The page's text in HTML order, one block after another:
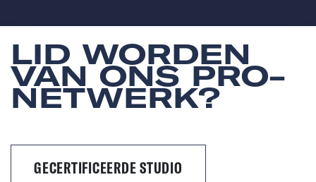
LID WORDEN
VAN ONS PRO-
NETWERK?
GECERTIFICEERDE STUDIO